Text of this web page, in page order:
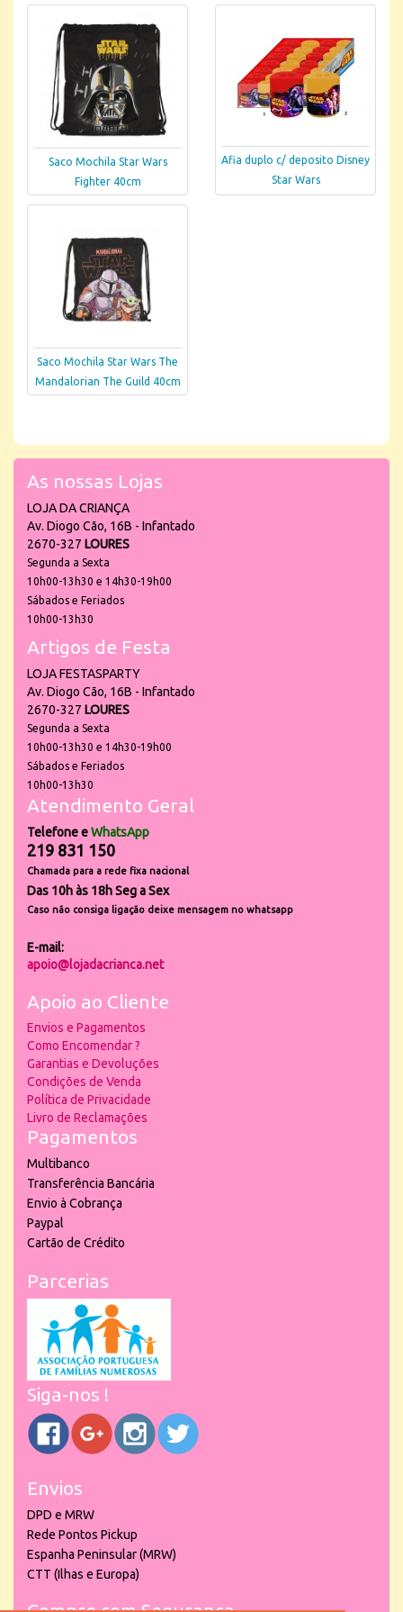
Saco Mochila Star Wars
Fighter 40cm
Afia duplo c/ deposito Disney
Star Wars
Saco Mochila Star Wars The
Mandalorian The Guild 40cm
As nossas Lojas
LOJA DA CRIANÇA
Av. Diogo Cão, 16B - Infantado
2670-327 LOURES
Segunda a Sexta
10h00-13h30 e 14h30-19h00
Sábados e Feriados
10h00-13h30
Artigos de Festa
LOJA FESTASPARTY
Av. Diogo Cão, 16B - Infantado
2670-327 LOURES
Segunda a Sexta
10h00-13h30 e 14h30-19h00
Sábados e Feriados
10h00-13h30
Atendimento Geral
Telefone eWhatsApp
219 831 150
Chamada para a rede fixa nacional
Das 10h às 18h Seg a Sex
Caso não consiga ligação deixe mensagem no whatsapp
E-mail:
apoio@lojadacrianca.net
Apoio ao Cliente
Envios e Pagamentos
Como Encomendar ?
Garantias e Devoluções
Condições de Venda
Política de Privacidade
Livro de Reclamações
Pagamentos
Multibanco
Transferência Bancária
Envio à Cobrança
Paypal
Cartão de Crédito
Parcerias
Siga-nos !
Envios
DPD e MRW
Rede Pontos Pickup
Espanha Peninsular (MRW)
CTT (Ilhas e Europa)